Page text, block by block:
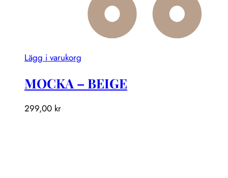
Lägg i varukorg
MOCKA – BEIGE
299,00 kr